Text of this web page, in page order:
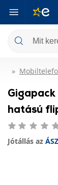
hatású
Jótállás az